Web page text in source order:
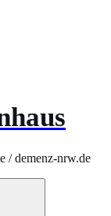
/ demenz-nrw.de